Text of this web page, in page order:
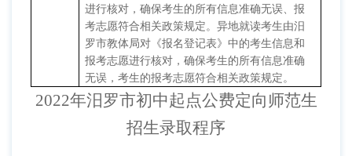
进行核对，确保考生的所有信息准确无误、报
考志愿符合相关政策规定。异地就读考生由汨
罗市教体局对《报名登记表》中的考生信息和
报考志愿进行核对，确保考生的所有信息准确
无误，考生的报考志愿符合相关政策规定。
2022年汨罗市初中起点公费定向师范生
招生录取程序